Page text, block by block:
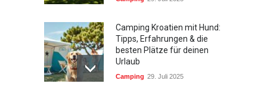
Camping Kroatien mit Hund:
Tipps, Erfahrungen & die
besten Plätze für deinen
Urlaub
Camping 29. Juli 2025